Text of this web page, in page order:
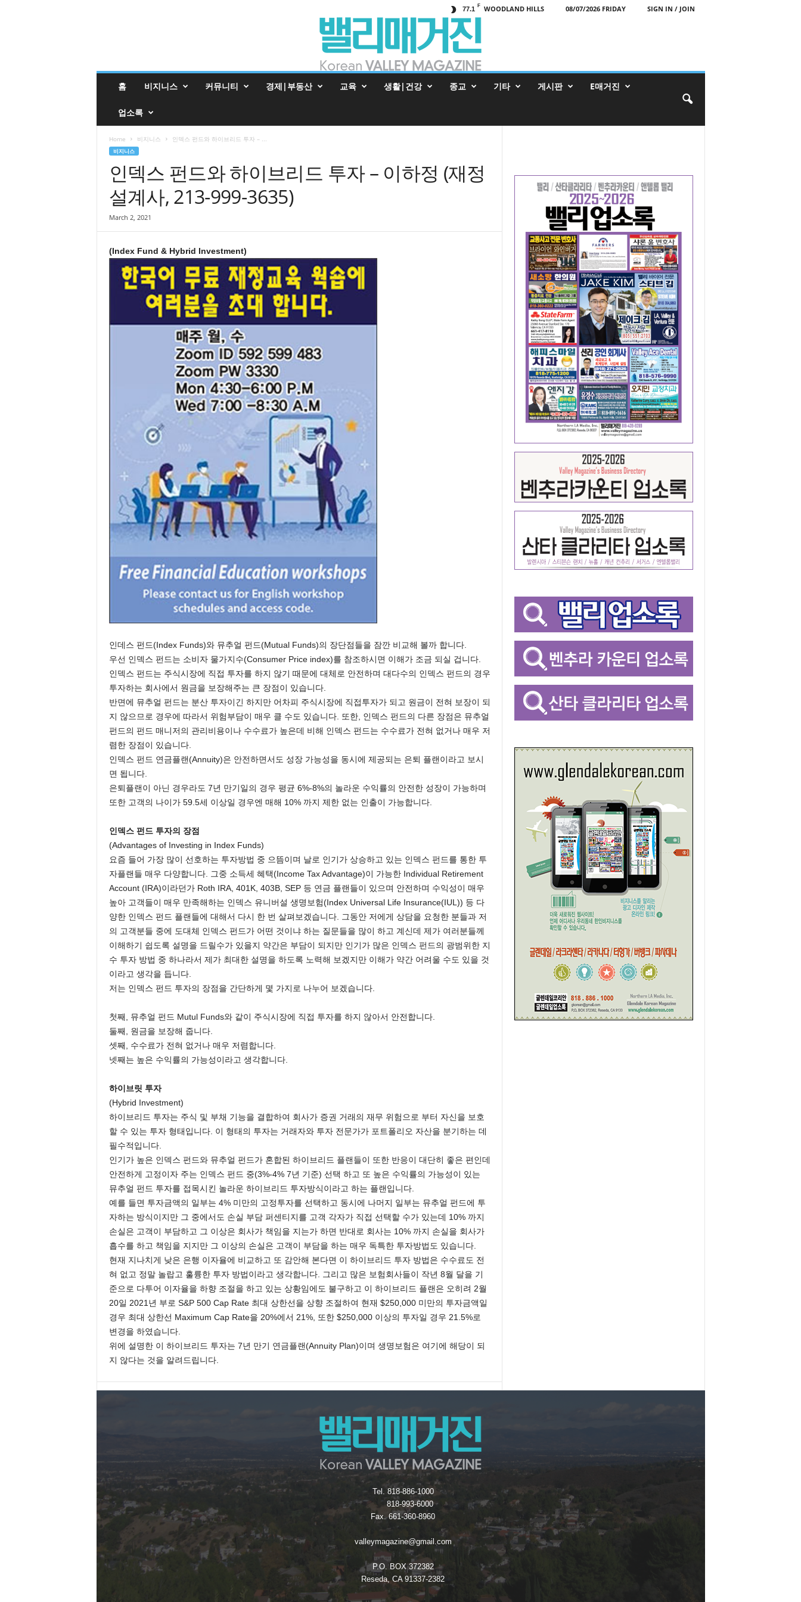
77.1 F WOODLAND HILLS 08/07/2026 FRIDAY SIGN IN / JOIN
진
홈 비지니스 커뮤니티 경제|부동산 교육 생활|건강 종교 기타 게시판 E매거진
업소록
Home 비지니스 인덱스 펀드와 하이브리드 투자 – ...
비지니스
인덱스 펀드와 하이브리드 투자 – 이하정 (재정
설계사, 213-999-3635)
March 2, 2021
(Index Fund & Hybrid Investment)
인데스 펀드(Index Funds)와 뮤추얼 펀드(Mutual Funds)의 장단점들을 잠깐 비교해 볼까 합니다.
우선 인덱스 펀드는 소비자 물가지수(Consumer Price index)를 참조하시면 이해가 조금 되실 겁니다.
인덱스 펀드는 주식시장에 직접 투자를 하지 않기 때문에 대체로 안전하며 대다수의 인덱스 펀드의 경우
투자하는 회사에서 원금을 보장해주는 큰 장점이 있습니다.
반면에 뮤추얼 펀드는 분산 투자이긴 하지만 어차피 주식시장에 직접투자가 되고 원금이 전혀 보장이 되
지 않으므로 경우에 따라서 위험부담이 매우 클 수도 있습니다. 또한, 인덱스 펀드의 다른 장점은 뮤추얼
펀드의 펀드 매니저의 관리비용이나 수수료가 높은데 비해 인덱스 펀드는 수수료가 전혀 없거나 매우 저
렴한 장점이 있습니다.
인덱스 펀드 연금플랜(Annuity)은 안전하면서도 성장 가능성을 동시에 제공되는 은퇴 플랜이라고 보시
면 됩니다.
은퇴플랜이 아닌 경우라도 7년 만기일의 경우 평균 6%-8%의 놀라운 수익률의 안전한 성장이 가능하며
또한 고객의 나이가 59.5세 이상일 경우엔 매해 10% 까지 제한 없는 인출이 가능합니다.
인덱스 펀드 투자의 장점
(Advantages of Investing in Index Funds)
요즘 들어 가장 많이 선호하는 투자방법 중 으뜸이며 날로 인기가 상승하고 있는 인덱스 펀드를 통한 투
자플랜들 매우 다양합니다. 그중 소득세 혜택(Income Tax Advantage)이 가능한 Individual Retirement
Account (IRA)이라던가 Roth IRA, 401K, 403B, SEP 등 연금 플랜들이 있으며 안전하며 수익성이 매우
높아 고객들이 매우 만족해하는 인덱스 유니버설 생명보험(Index Universal Life Insurance(IUL)) 등 다
양한 인덱스 펀드 플랜들에 대해서 다시 한 번 살펴보겠습니다. 그동안 저에게 상담을 요청한 분들과 저
의 고객분들 중에 도대체 인덱스 펀드가 어떤 것이냐 하는 질문들을 많이 하고 계신데 제가 여러분들께
이해하기 쉽도록 설명을 드릴수가 있을지 약간은 부담이 되지만 인기가 많은 인덱스 펀드의 광범위한 지
수 투자 방법 중 하나라서 제가 최대한 설명을 하도록 노력해 보겠지만 이해가 약간 어려울 수도 있을 것
이라고 생각을 듭니다.
저는 인덱스 펀드 투자의 장점을 간단하게 몇 가지로 나누어 보겠습니다.
첫째, 뮤추얼 펀드 Mutul Funds와 같이 주식시장에 직접 투자를 하지 않아서 안전합니다.
둘째, 원금을 보장해 줍니다.
셋째, 수수료가 전혀 없거나 매우 저렴합니다.
넷째는 높은 수익률의 가능성이라고 생각합니다.
하이브릿 투자
(Hybrid Investment)
하이브리드 투자는 주식 및 부채 기능을 결합하여 회사가 증권 거래의 재무 위험으로 부터 자신을 보호
할 수 있는 투자 형태입니다. 이 형태의 투자는 거래자와 투자 전문가가 포트폴리오 자산을 분기하는 데
필수적입니다.
인기가 높은 인덱스 펀드와 뮤추얼 펀드가 혼합된 하이브리드 플랜들이 또한 반응이 대단히 좋은 편인데
안전하게 고정이자 주는 인덱스 펀드 중(3%-4% 7년 기준) 선택 하고 또 높은 수익률의 가능성이 있는
뮤추얼 펀드 투자를 접목시킨 놀라운 하이브리드 투자방식이라고 하는 플랜입니다.
예를 들면 투자금액의 일부는 4% 미만의 고정투자를 선택하고 동시에 나머지 일부는 뮤추얼 펀드에 투
자하는 방식이지만 그 중에서도 손실 부담 퍼센티지를 고객 각자가 직접 선택할 수가 있는데 10% 까지
손실은 고객이 부담하고 그 이상은 회사가 책임을 지는가 하면 반대로 회사는 10% 까지 손실을 회사가
흡수를 하고 책임을 지지만 그 이상의 손실은 고객이 부담을 하는 매우 독특한 투자방법도 있습니다.
현재 지나치게 낮은 은행 이자율에 비교하고 또 감안해 본다면 이 하이브리드 투자 방법은 수수료도 전
혀 없고 정말 놀랍고 훌륭한 투자 방법이라고 생각합니다. 그리고 많은 보험회사들이 작년 8월 달을 기
준으로 다투어 이자율을 하향 조절을 하고 있는 상황임에도 불구하고 이 하이브리드 플랜은 오히려 2월
20일 2021년 부로 S&P 500 Cap Rate 최대 상한선을 상향 조절하여 현재 $250,000 미만의 투자금액일
경우 최대 상한선 Maximum Cap Rate을 20%에서 21%, 또한 $250,000 이상의 투자일 경우 21.5%로
변경을 하였습니다.
위에 설명한 이 하이브리드 투자는 7년 만기 연금플랜(Annuity Plan)이며 생명보험은 여기에 해당이 되
지 않다는 것을 알려드립니다.
Tel. 818-886-1000
818-993-6000
Fax. 661-360-8960
valleymagazine@gmail.com
P.O. BOX 372382
Reseda, CA 91337-2382